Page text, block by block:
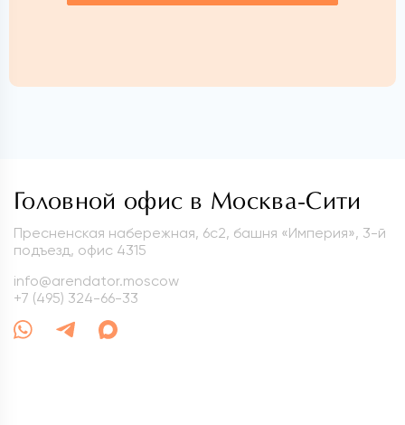
Головной офис в Москва-Сити
Пресненская набережная, 6с2, башня «Империя», 3-й
подъезд, офис 4315
info@arendator.moscow
+7 (495) 324-66-33